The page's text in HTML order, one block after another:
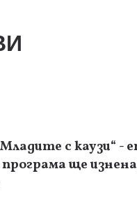
с каузи“ -
ще